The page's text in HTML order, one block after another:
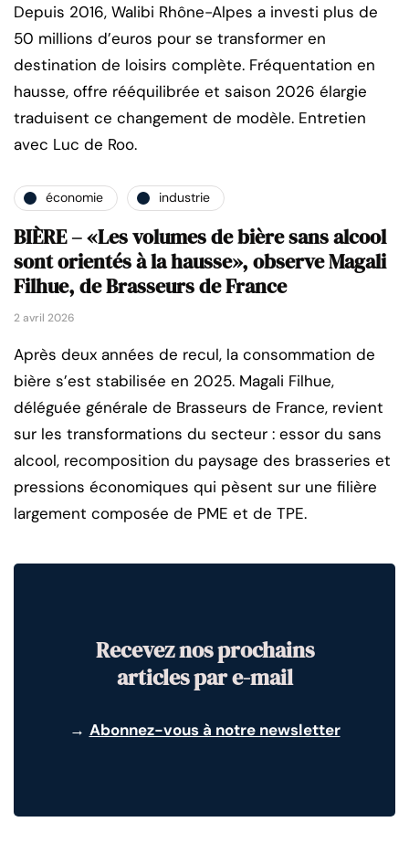
Depuis 2016, Walibi Rhône-Alpes a investi plus de
50 millions d’euros pour se transformer en
destination de loisirs complète. Fréquentation en
hausse, offre rééquilibrée et saison 2026 élargie
traduisent ce changement de modèle. Entretien
avec Luc de Roo.
économie industrie
BIÈRE – «Les volumes de bière sans alcool
sont orientés à la hausse», observe Magali
Filhue, de Brasseurs de France
2 avril 2026
Après deux années de recul, la consommation de
bière s’est stabilisée en 2025. Magali Filhue,
déléguée générale de Brasseurs de France, revient
sur les transformations du secteur : essor du sans
alcool, recomposition du paysage des brasseries et
pressions économiques qui pèsent sur une filière
largement composée de PME et de TPE.
Recevez nos prochains
articles par e-mail
→ Abonnez-vous à notre newsletter